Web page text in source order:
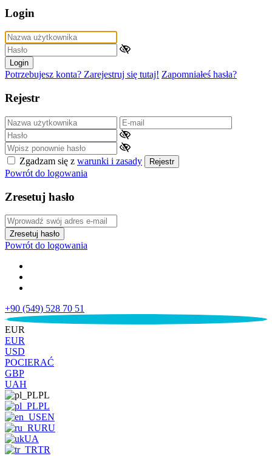
Login
Login
Potrzebujesz konta? Zarejestruj się tutaj! Zapomniałeś hasła?
Rejestr
Zgadzam się z warunki i zasady Rejestr
Powrót do logowania
Zresetuj hasło
Zresetuj hasło
Powrót do logowania
+90 (549) 528 70 51
€
EUR
EUR
USD
POCIERAĆ
GBP
UAH
PL
PL
EN
RU
UA
TR